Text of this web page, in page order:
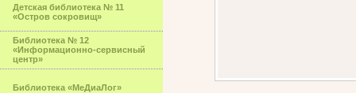
Детская библиотека № 11
«Остров сокровищ»
Библиотека № 12
«Информационно-сервисный
центр»
Библиотека «МеДиаЛог»